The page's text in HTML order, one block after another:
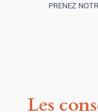
PRENEZ
Les